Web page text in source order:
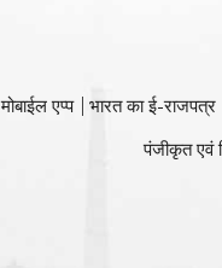
मोबाईल एप्प भारत का ई-राजपत्र
पंजीकृत एवं